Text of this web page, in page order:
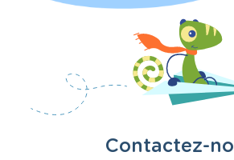
Contactez-